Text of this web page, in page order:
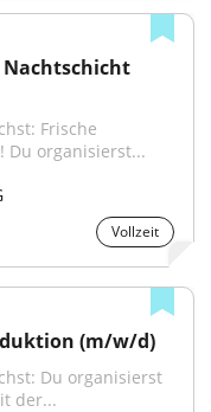
Frische
Du organisierst...
Vollzeit
(m/w/d)
Du organisierst
der...